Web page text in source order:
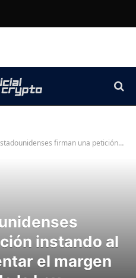
una petición instando al Senado a aumentar el margen de beneficios de la Ley CLARITY
instando al
el margen